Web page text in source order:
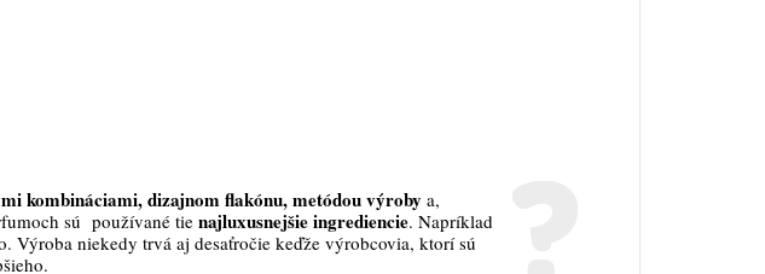
kombináciami, dizajnom flakónu, metódou výroby a,
sú používané tie najluxusnejšie ingrediencie. Napríklad
Výroba niekedy trvá aj desaťročie keďže výrobcovia, ktorí sú